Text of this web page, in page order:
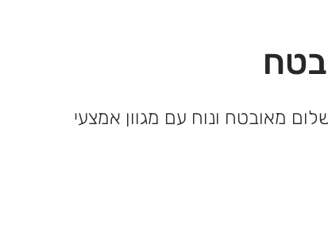
מאובטח ונוח עם מגוון אמצעי